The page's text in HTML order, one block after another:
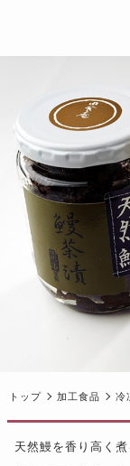
トップ 加工食品 冷
天然鰻を香り高く